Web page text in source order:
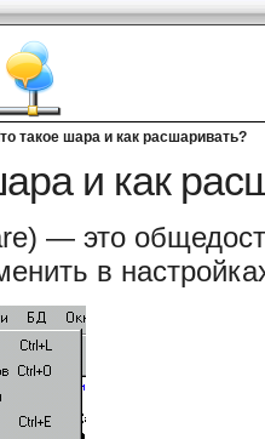
такое шара и как расшаривать?
и как
— это
в